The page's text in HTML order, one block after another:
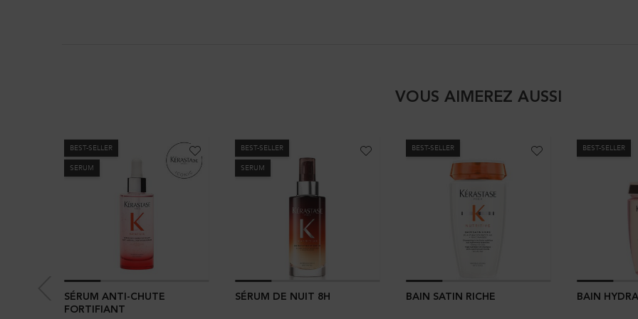
VOUS AIMEREZ AUSSI
BEST-SELLER
SERUM
SÉRUM ANTI-CHUTE
FORTIFIANT
BEST-SELLER
SERUM
SÉRUM DE NUIT 8H
BEST-SELLER
BAIN SATIN RICHE
BEST-SELLER
BAIN